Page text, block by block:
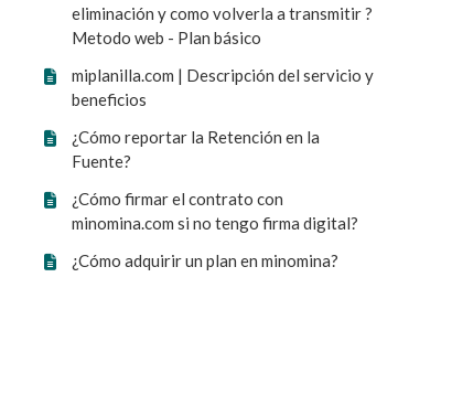
eliminación y como volverla a transmitir ?
Metodo web - Plan básico
miplanilla.com | Descripción del servicio y
beneficios
¿Cómo reportar la Retención en la
Fuente?
¿Cómo firmar el contrato con
minomina.com si no tengo firma digital?
¿Cómo adquirir un plan en minomina?